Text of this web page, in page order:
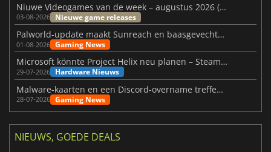
Niuwe Videogames van de week – augustus 2026 (week 32)
03-08-2026 Nieuwe game releases
Palworld-update maakt Sunreach en baasgevechten stabieler
01-08-2026 Gaming News
Microsoft könnte Project Helix neu planen – Steam-Support wackelt
29-07-2026 Hardware Nieuws
Malware-kaarten en een Discord-overname treffen Meccha Chameleon
28-07-2026 Gaming News
NIEUWS, GOEDE DEALS